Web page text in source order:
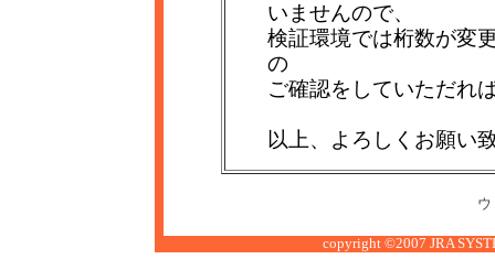
いませんので、
検証環境では桁数が変
の
ご確認をしていただれ
以上、よろしくお願い
copyright ©2007 JRA